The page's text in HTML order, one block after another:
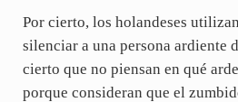
Por cierto, los holandeses
silenciar a una persona ardiente
cierto que no piensan en qué
porque consideran que el